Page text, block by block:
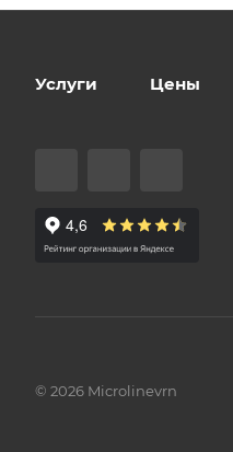
Услуги Цены
© 2026 Microlinevrn